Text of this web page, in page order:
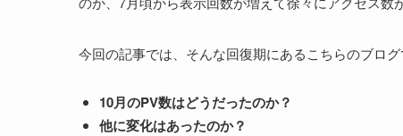
今回の記事では、そんな回復期にあるこちらのブロ
10月のPV数はどうだったのか？
他に変化はあったのか？